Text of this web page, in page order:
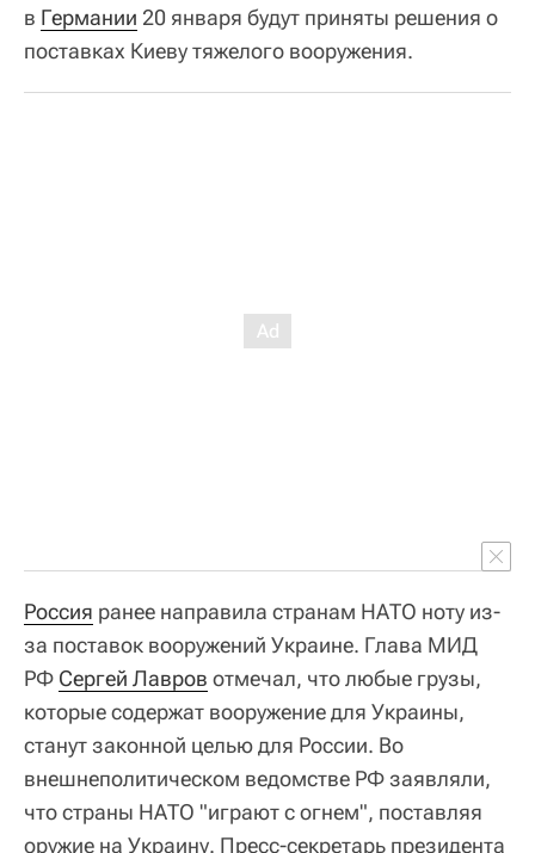
в Германии 20 января будут приняты решения о
поставках Киеву тяжелого вооружения.
Россия ранее направила странам НАТО ноту из-
за поставок вооружений Украине. Глава МИД
РФ Сергей Лавров отмечал, что любые грузы,
которые содержат вооружение для Украины,
станут законной целью для России. Во
внешнеполитическом ведомстве РФ заявляли,
что страны НАТО "играют с огнем", поставляя
оружие на Украину. Пресс-секретарь президента